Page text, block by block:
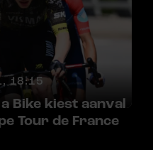
18:15
Bike kiest aanval
Tour de France